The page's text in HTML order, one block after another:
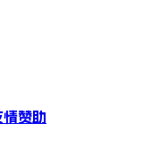
情赞助